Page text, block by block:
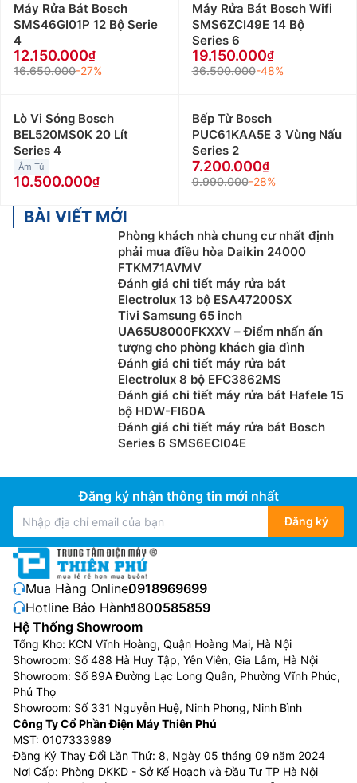
Máy Rửa Bát Bosch
SMS46GI01P 12 Bộ Serie
4
12.150.000
16.650.000-27%
Máy Rửa Bát Bosch Wifi
SMS6ZCI49E 14 Bộ
Series 6
19.150.000
36.500.000-48%
Lò Vi Sóng Bosch
BEL520MS0K 20 Lít
Series 4
Âm Tủ
10.500.000
Bếp Từ Bosch
PUC61KAA5E 3 Vùng Nấu
Series 2
7.200.000
9.990.000-28%
BÀI VIẾT MỚI
Phòng khách nhà chung cư nhất định
phải mua điều hòa Daikin 24000
FTKM71AVMV
Đánh giá chi tiết máy rửa bát
Electrolux 13 bộ ESA47200SX
Tivi Samsung 65 inch
UA65U8000FKXXV – Điểm nhấn ấn
tượng cho phòng khách gia đình
Đánh giá chi tiết máy rửa bát
Electrolux 8 bộ EFC3862MS
Đánh giá chi tiết máy rửa bát Hafele 15
bộ HDW-FI60A
Đánh giá chi tiết máy rửa bát Bosch
Series 6 SMS6ECI04E
Đăng ký nhận thông tin mới nhất
Đăng ký
Mua Hàng Online:0918969699
Hotline Bảo Hành:1800585859
Hệ Thống Showroom
Tổng Kho: KCN Vĩnh Hoàng, Quận Hoàng Mai, Hà Nội
Showroom: Số 488 Hà Huy Tập, Yên Viên, Gia Lâm, Hà Nội
Showroom: Số 89A Đường Lạc Long Quân, Phường Vĩnh Phúc,
Phú Thọ
Showroom: Số 331 Nguyễn Huệ, Ninh Phong, Ninh Bình
Công Ty Cổ Phần Điện Máy Thiên Phú
MST: 0107333989
Đăng Ký Thay Đổi Lần Thứ: 8, Ngày 05 tháng 09 năm 2024
Nơi Cấp: Phòng DKKD - Sở Kế Hoạch và Đầu Tư TP Hà Nội